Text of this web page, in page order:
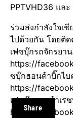
Share
PPTVHD36 และ
ร่วมส่งกำลังใจเ
ไปด้วยกัน โดยติด
เฟซบุ๊กรถจักรยา
https://
ซบุ๊กฮอนด้าบิ๊กไบ
https://
เฟซบุ๊กฮอนด้าเร
https://